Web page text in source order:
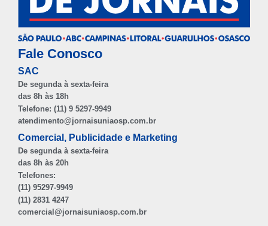
Fale Conosco
SAC
De segunda à sexta-feira
das 8h às 18h
Telefone: (11) 9 5297-9949
atendimento@jornaisuniaosp.com.br
Comercial, Publicidade e Marketing
De segunda à sexta-feira
das 8h às 20h
Telefones:
(11) 95297-9949
(11) 2831 4247
comercial@jornaisuniaosp.com.br